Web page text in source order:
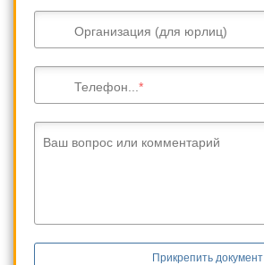
Организация (для юрлиц)
Телефон...
Ваш вопрос или комментарий
Прикрепить документ